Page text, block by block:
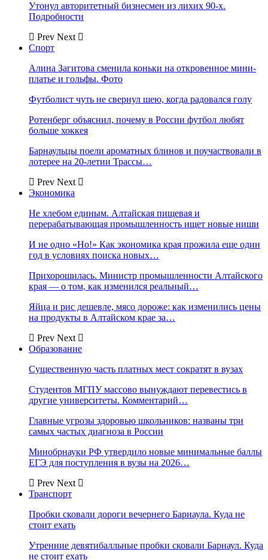
Утонул авторитетный бизнесмен из лихих 90-х.
Подробности
Prev Next
Спорт
Алина Загитова сменила коньки на откровенное мини-
платье и гольфы. Фото
Футболист чуть не свернул шею, когда радовался голу
Ротенберг объяснил, почему в России футбол любят
больше хоккея
Барнаульцы поели ароматных блинов и поучаствовали в
лотерее на 20-летии Трассы…
Prev Next
Экономика
Не хлебом единым. Алтайская пищевая и
перерабатывающая промышленность ищет новые ниши
И не одно «Но!» Как экономика края прожила еще один
год в условиях поиска новых…
Прихорошилась. Министр промышленности Алтайского
края — о том, как изменился реальный…
Яйца и рис дешевле, мясо дороже: как изменились цены
на продукты в Алтайском крае за…
Prev Next
Образование
Существенную часть платных мест сократят в вузах
Студентов МГПУ массово вынуждают перевестись в
другие университеты. Комментарий…
Главные угрозы здоровью школьников: названы три
самых частых диагноза в России
Минобрнауки РФ утвердило новые минимальные баллы
ЕГЭ для поступления в вузы на 2026…
Prev Next
Транспорт
Пробки сковали дороги вечернего Барнаула. Куда не
стоит ехать
Утренние девятибалльные пробки сковали Барнаул. Куда
не стоит ехать